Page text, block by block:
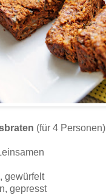
(für 4 Personen)
gewürfelt
gepresst